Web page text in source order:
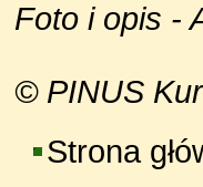
Foto i opis -
© PINUS
Strona